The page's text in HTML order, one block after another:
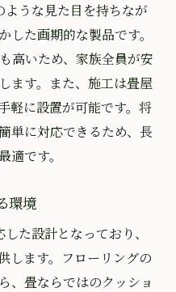
うな見た目を持ちなが
した画期的な製品です。
高いため、家族全員が安
ます。また、施工は畳屋
軽に設置が可能です。将
単に対応できるため、長
です。
環境
た設計となっており、
します。フローリングの
、畳ならではのクッショ